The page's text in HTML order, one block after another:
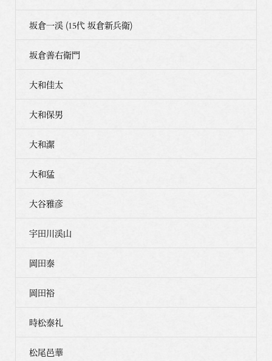
坂倉一渓 (15代 坂倉新兵衛)
坂倉善右衛門
大和佳太
大和保男
大和潔
大和猛
大谷雅彦
宇田川渓山
岡田泰
岡田裕
時松泰礼
松尾邑華